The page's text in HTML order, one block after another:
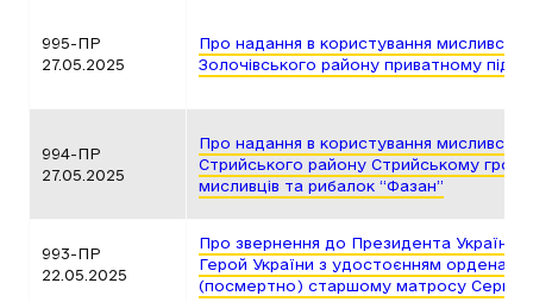
995-ПР
27.05.2025
Про надання в користування
Золочівського району приватному
994-ПР
27.05.2025
Про надання в користування
Стрийського району Стрийському
мисливців та рибалок “Фазан”
993-ПР
22.05.2025
Про звернення до Президента України
Герой України з удостоєнням ордена
(посмертно) старшому матросу